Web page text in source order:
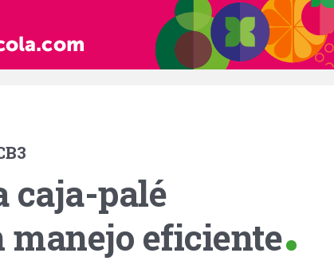
caja-palé
manejo eficiente